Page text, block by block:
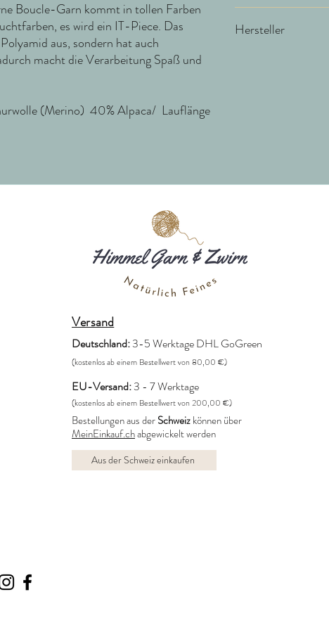
Boucle-Garn kommt in tollen Farben
es wird ein IT-Piece. Das
aus, sondern hat auch
macht die Verarbeitung Spaß und
(Merino) 40% Alpaca/ Lauflänge
Hersteller
Versand
Deutschland:3-5 Werktage DHL GoGreen
(kostenlos ab einem Bestellwert von 80,00 €)
EU-Versand:3 - 7 Werktage
(kostenlos ab einem Bestellwert von 200,00 €)
Bestellungen aus derSchweizkönnen über
MeinEinkauf.chabgewickelt werden
Aus der Schweiz einkaufen